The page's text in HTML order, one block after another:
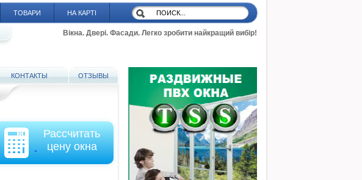
ТОВАРИ НА КАРТІ
Вікна. Двері. Фасади. Легко зробити найкращий вибір!
КОНТАКТЫ ОТЗЫВЫ
Рассчитать
цену окна